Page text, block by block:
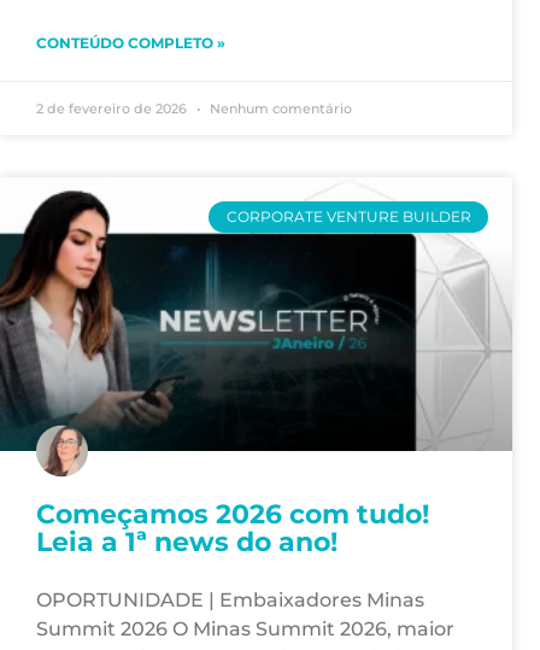
CONTEÚDO COMPLETO »
2 de fevereiro de 2026 Nenhum comentário
CORPORATE VENTURE BUILDER
Começamos 2026 com tudo!
Leia a 1ª news do ano!
OPORTUNIDADE | Embaixadores Minas
Summit 2026 O Minas Summit 2026, maior